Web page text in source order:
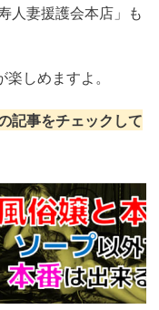
人妻援護会本店」も
しめますよ。
記事をチェックして